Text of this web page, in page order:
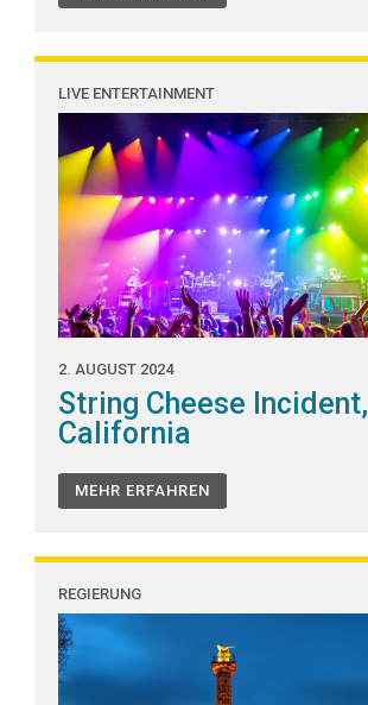
LIVE ENTERTAINMENT
2. AUGUST 2024
String Cheese Incident,
California
MEHR ERFAHREN
REGIERUNG